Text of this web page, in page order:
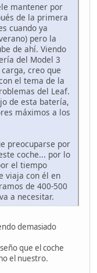
mantener por
de la primera
cuando ya
pero la
de ahí. Viendo
del Model 3
creo que
el tema de la
del Leaf.
de esta batería,
máximos a los
preocuparse por
coche... por lo
el tiempo
viaja con él en
de 400-500
a necesitar.
demasiado
que el coche
el nuestro.